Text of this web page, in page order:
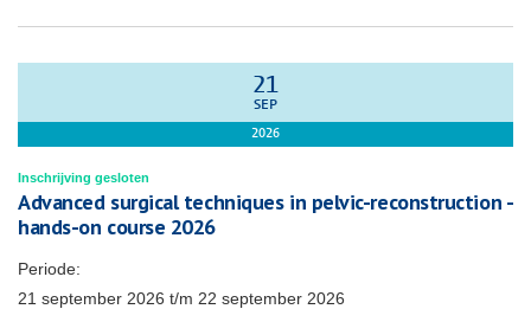
21
SEP
2026
Inschrijving gesloten
Advanced surgical techniques in pelvic-reconstruction -
hands-on course 2026
Periode:
21 september 2026 t/m 22 september 2026